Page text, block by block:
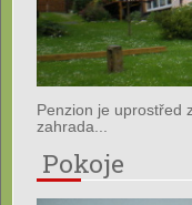
Penzion je uprostřed
zahrada...
Pokoje